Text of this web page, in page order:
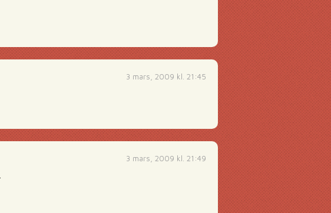
3 mars, 2009 kl. 21:45
3 mars, 2009 kl. 21:49